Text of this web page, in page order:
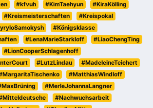
#kfvuh #KimTaehyun
#KiraKölling
#Kreismeisterschaften
#Kreispokal
#Königsklasse
#LenaMarieStarkloff
#LiaoChengTing
#LionCooperSchlagenhoff
#LutzLindau
#MadeleineTeichert
#MatthiasWindloff
#MerleJohannaLangner
#Nachwuchsarbeit